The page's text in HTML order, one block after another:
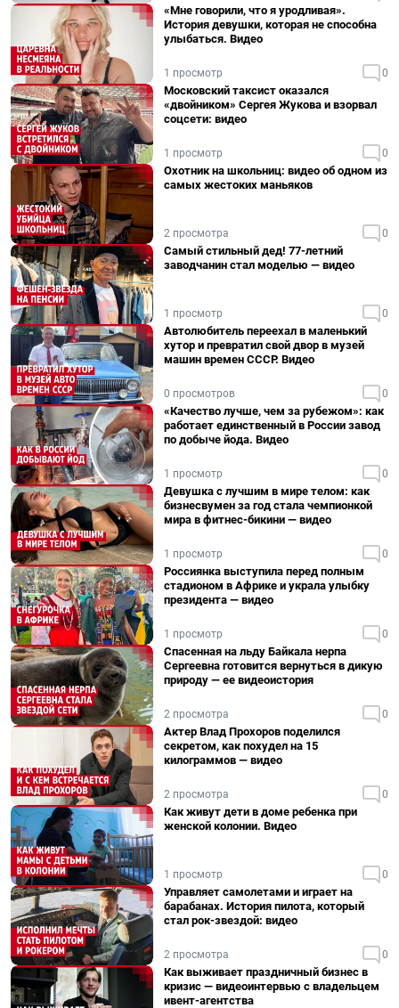
«Мне говорили, что я уродливая».
История девушки, которая не способна
улыбаться. Видео
1 просмотр 0
Московский таксист оказался
«двойником» Сергея Жукова и взорвал
соцсети: видео
1 просмотр 0
Охотник на школьниц: видео об одном из
самых жестоких маньяков
2 просмотра 0
Самый стильный дед! 77-летний
заводчанин стал моделью — видео
1 просмотр 0
Автолюбитель переехал в маленький
хутор и превратил свой двор в музей
машин времен СССР. Видео
0 просмотров 0
«Качество лучше, чем за рубежом»: как
работает единственный в России завод
по добыче йода. Видео
1 просмотр 0
Девушка с лучшим в мире телом: как
бизнесвумен за год стала чемпионкой
мира в фитнес-бикини — видео
1 просмотр 0
Россиянка выступила перед полным
стадионом в Африке и украла улыбку
президента — видео
1 просмотр 0
Спасенная на льду Байкала нерпа
Сергеевна готовится вернуться в дикую
природу — ее видеоистория
2 просмотра 0
Актер Влад Прохоров поделился
секретом, как похудел на 15
килограммов — видео
2 просмотра 0
Как живут дети в доме ребенка при
женской колонии. Видео
1 просмотр 0
Управляет самолетами и играет на
барабанах. История пилота, который
стал рок-звездой: видео
2 просмотра 0
Как выживает праздничный бизнес в
кризис — видеоинтервью с владельцем
ивент-агентства